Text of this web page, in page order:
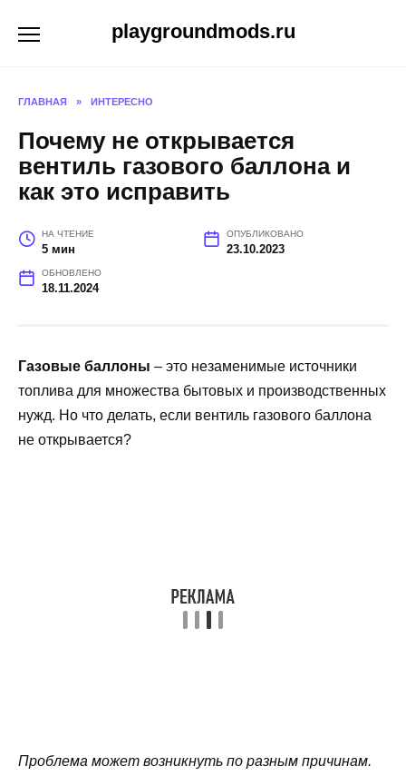
playgroundmods.ru
ГЛАВНАЯ » ИНТЕРЕСНО
Почему не открывается
вентиль газового баллона и
как это исправить
НА ЧТЕНИЕ
5 мин
ОПУБЛИКОВАНО
23.10.2023
ОБНОВЛЕНО
18.11.2024
Газовые баллоны – это незаменимые источники
топлива для множества бытовых и производственных
нужд. Но что делать, если вентиль газового баллона
не открывается?
Проблема может возникнуть по разным причинам.